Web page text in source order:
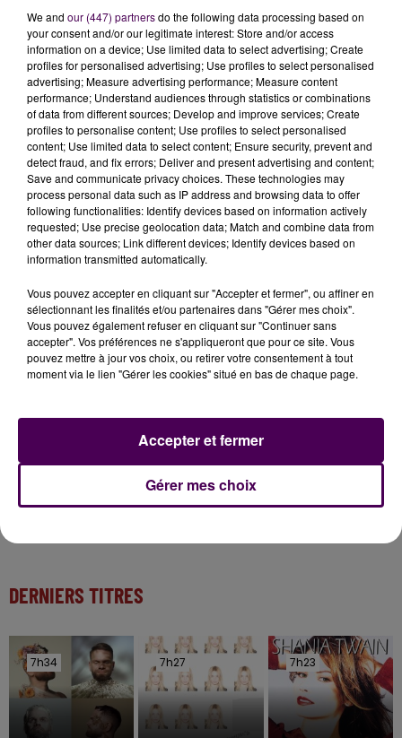
À LA UNE
7 août 2026
Gagnez vos pass pour le V and B Fest' 2026 !
11 juillet 2026
Inscrivez-vous au casting The Voice & The Voice
Kids !
7 août 2026
Gagnez vos entrées pour Papéa Parc !
DERNIERS TITRES
7h34
7h34 7h27
7h27 7h23
7h23
We and our (447) partnersdo the following data processing based on
your consent and/or our legitimate interest: Store and/or access
information on a device; Use limited data to select advertising; Create
profiles for personalised advertising; Use profiles to select personalised
advertising; Measure advertising performance; Measure content
performance; Understand audiences through statistics or combinations
of data from different sources; Develop and improve services; Create
profiles to personalise content; Use profiles to select personalised
content; Use limited data to select content; Ensure security, prevent and
detect fraud, and fix errors; Deliver and present advertising and content;
Save and communicate privacy choices. These technologies may
process personal data such as IP address and browsing data to offer
following functionalities: Identify devices based on information actively
requested; Use precise geolocation data; Match and combine data from
other data sources; Link different devices; Identify devices based on
information transmitted automatically.
Vous pouvez accepter en cliquant sur "Accepter et fermer", ou affiner en
sélectionnant les finalités et/ou partenaires dans "Gérer mes choix".
Vous pouvez également refuser en cliquant sur "Continuer sans
accepter". Vos préférences ne s'appliqueront que pour ce site. Vous
pouvez mettre à jour vos choix, ou retirer votre consentement à tout
moment via le lien "Gérer les cookies" situé en bas de chaque page.
Gérer mes choix
Accepter et fermer